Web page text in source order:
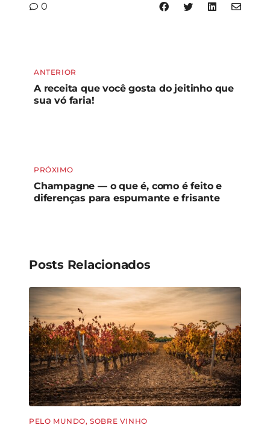
0
ANTERIOR
A receita que você gosta do jeitinho que
sua vó faria!
PRÓXIMO
Champagne — o que é, como é feito e
diferenças para espumante e frisante
Posts Relacionados
PELO MUNDO,SOBRE VINHO